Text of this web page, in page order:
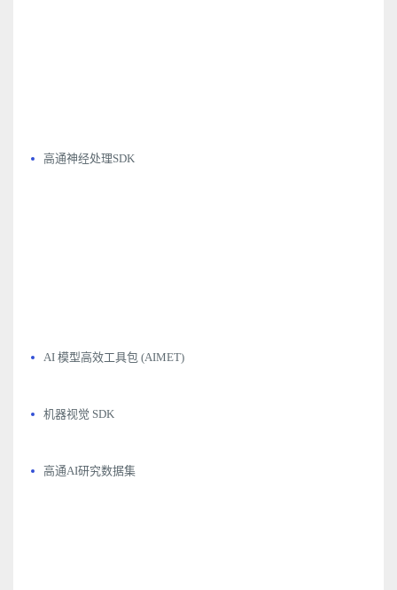
高通神经处理SDK
AI 模型高效工具包 (AIMET)
机器视觉 SDK
高通AI研究数据集